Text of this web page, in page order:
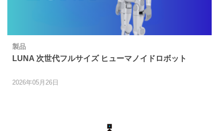
製品
LUNA 次世代フルサイズ ヒューマノイドロボット
2026年05月26日